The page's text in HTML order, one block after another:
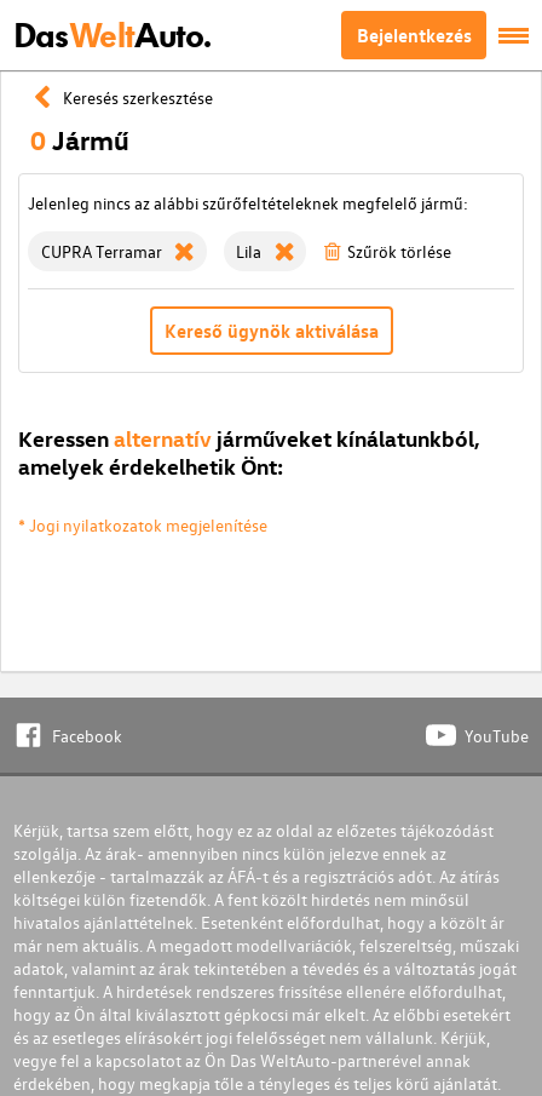
DasWeltAuto. Bejelentkezés
Keresés szerkesztése
0Jármű
Jelenleg nincs az alábbi szűrőfeltételeknek megfelelő jármű:
CUPRA Terramar Lila Szűrök törlése
Kereső ügynök aktiválása
Keressenalternatív járműveket kínálatunkból,
amelyek érdekelhetik Önt:
* Jogi nyilatkozatok megjelenítése
Facebook YouTube
Kérjük, tartsa szem előtt, hogy ez az oldal az előzetes tájékozódást
szolgálja. Az árak- amennyiben nincs külön jelezve ennek az
ellenkezője - tartalmazzák az ÁFÁ-t és a regisztrációs adót. Az átírás
költségei külön fizetendők. A fent közölt hirdetés nem minősül
hivatalos ajánlattételnek. Esetenként előfordulhat, hogy a közölt ár
már nem aktuális. A megadott modellvariációk, felszereltség, műszaki
adatok, valamint az árak tekintetében a tévedés és a változtatás jogát
fenntartjuk. A hirdetések rendszeres frissítése ellenére előfordulhat,
hogy az Ön által kiválasztott gépkocsi már elkelt. Az előbbi esetekért
és az esetleges elírásokért jogi felelősséget nem vállalunk. Kérjük,
vegye fel a kapcsolatot az Ön Das WeltAuto-partnerével annak
érdekében, hogy megkapja tőle a tényleges és teljes körű ajánlatát.